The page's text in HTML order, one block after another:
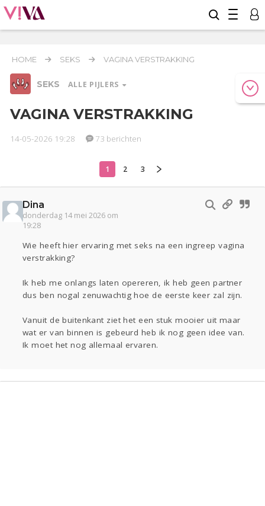
HOME SEKS VAGINA VERSTRAKKING
SEKS ALLE PIJLERS
Relaties Werk & Studie
Seks
Actueel
Lijf & Lijn
Kinderen
Digi
Sport
Contact Viva zoekt
Aangeboden
Lezen
VAGINA VERSTRAKKING
14-05-2026 19:28 73 berichten
1 2 3
Dina
donderdag 14 mei 2026 om
19:28
Wie heeft hier ervaring met seks na een ingreep vagina
verstrakking?
Ik heb me onlangs laten opereren, ik heb geen partner
dus ben nogal zenuwachtig hoe de eerste keer zal zijn.
Vanuit de buitenkant ziet het een stuk mooier uit maar
wat er van binnen is gebeurd heb ik nog geen idee van.
Ik moet het nog allemaal ervaren.